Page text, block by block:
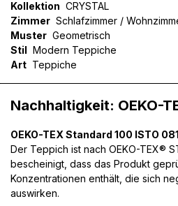
Kollektion CRYSTAL
Zimmer Schlafzimmer /
Muster Geometrisch
Stil Modern Teppiche
Art Teppiche
Nachhaltigkeit: OEKO-
OEKO-TEX Standard 100 ISTO
Der Teppich ist nach OEKO-TEX®
bescheinigt, dass das Produkt
Konzentrationen enthält, die sich
auswirken.
Wir verwenden Cookies,
können und um unseren
Dienste gesammelt haben.
Notwendig
Notwendige Cookies sind
Beispiel das Bereitstellen
speichern keine